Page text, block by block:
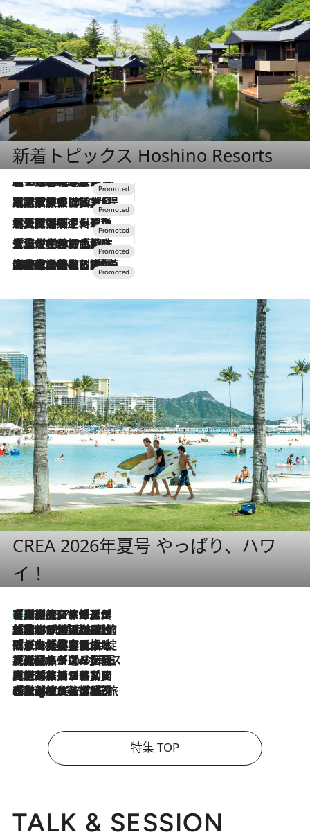
新着トピックス Hoshino Resorts
2026.8.7
【トンボの足水浴】ヒノキの香りに包まれて涼感マックス！約13℃の湧水かけ流しを避暑地「星野温泉 トンボの湯」で体験
2026.7.31
【ホテル帰省】という選択肢をOMOが提案。家族とほどよい距離を保つには「昼は実家、夜は気兼ねなくホテルで！」
2026.7.24
【夏限定ディナーコース】旬を迎える稚鮎や花ズッキーニなどをイタリア・トスカーナの郷土料理の手法で満喫！
2026.7.17
「土佐和ハーブかき氷」がOMO7高知に登場！生姜、山椒、大葉など目にも舌にも涼を呼ぶ郷土の味
2026.7.10
NEW OPEN！【界 草津】名湯の地に誕生。趣の異なる2種の温泉と上州ならではの会席・蕎麦割烹など美食を味わう究極の癒やし旅
CREA 2026年夏号 やっぱり、ハワ
イ！
2026.8.7
【厳選旅コスメ】「多機能アイテムがメイン！」旅好き美容エディターが選んだ夏旅ベストコスメを発表【Mサイズジップ】
2026.8.6
「荷物が増えるほど旅ストレスは増す」美容ジャーナリストがたどり着いた最終結論。“化粧品を劇的に減らす”感動の凝縮美容とは
2026.8.6
「旅先には金髪ウィッグを持参」日本と同じメイクでは損してる!? 美容ジャーナリストが提案する“掟破りの旅美容”とは
2026.8.6
【厳選旅コスメ】「身軽さ＆UV対策重視！」ヘアアーティストshucoが選んだ夏旅ベストコスメを発表【Mサイズジップ】
2026.8.5
【厳選旅コスメ】国内をあちこち移動する河井菜摘が選んだ夏旅ベストコスメ発表！「リラックスアイテムはマスト」【Mサイズジップ】
2026.8.4
【厳選旅コスメ】「紫外線＆乾燥対策しながらメイク感も！」ヘア＆メイクGeorgeが選んだ夏旅ベストコスメを発表！【Mサイズジップ】
特集 TOP
TALK & SESSION